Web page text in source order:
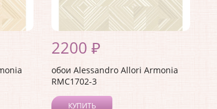
2200 ₽
обои Alessandro Allori Armonia
RMC1702-3
КУПИТЬ